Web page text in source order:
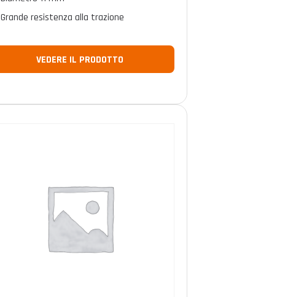
Grande resistenza alla trazione
VEDERE IL PRODOTTO